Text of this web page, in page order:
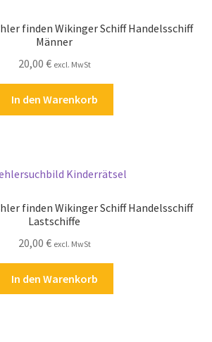
finden Wikinger Schiff Handelsschiff
Männer
20,00 € excl. MwSt
In den Warenkorb
finden Wikinger Schiff Handelsschiff
Lastschiffe
20,00 € excl. MwSt
In den Warenkorb